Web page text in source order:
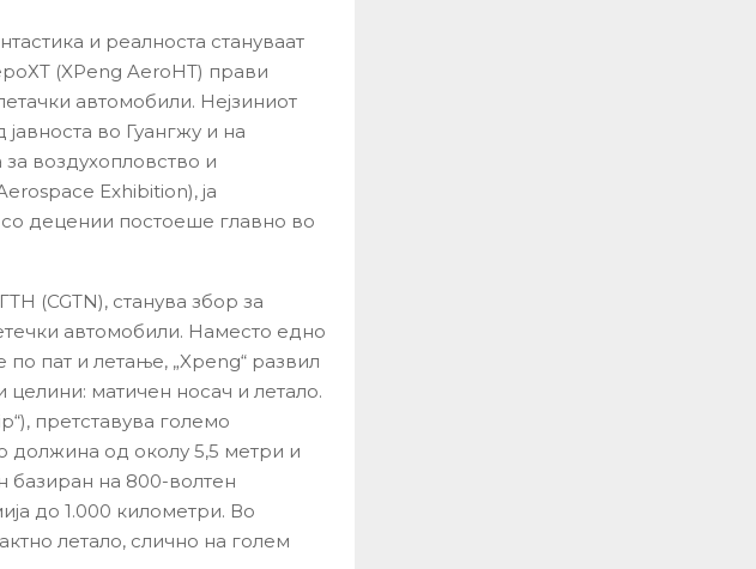
и реалноста стануваат
(XPeng AeroHT) прави
автомобили. Нејзиниот
во Гуангжу и на
воздухопловство и
Exhibition), ја
со децении постоеше главно во
(CGTN), станува збор за
автомобили. Наместо едно
пат и летање, „Xpeng“ развил
матичен носач и летало.
претставува големо
должина од околу 5,5 метри и
на 800-волтен
до 1.000 километри. Во
летало, слично на голем